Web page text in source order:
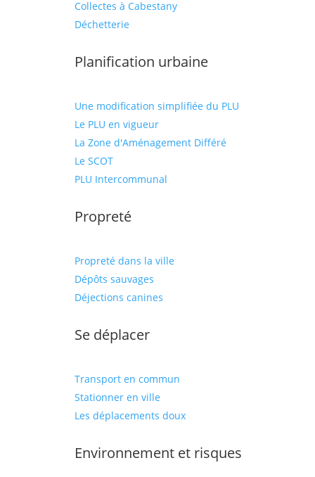
Collectes à Cabestany
Déchetterie
Planification urbaine
Une modification simplifiée du PLU
Le PLU en vigueur
La Zone d'Aménagement Différé
Le SCOT
PLU Intercommunal
Propreté
Propreté dans la ville
Dépôts sauvages
Déjections canines
Se déplacer
Transport en commun
Stationner en ville
Les déplacements doux
Environnement et risques